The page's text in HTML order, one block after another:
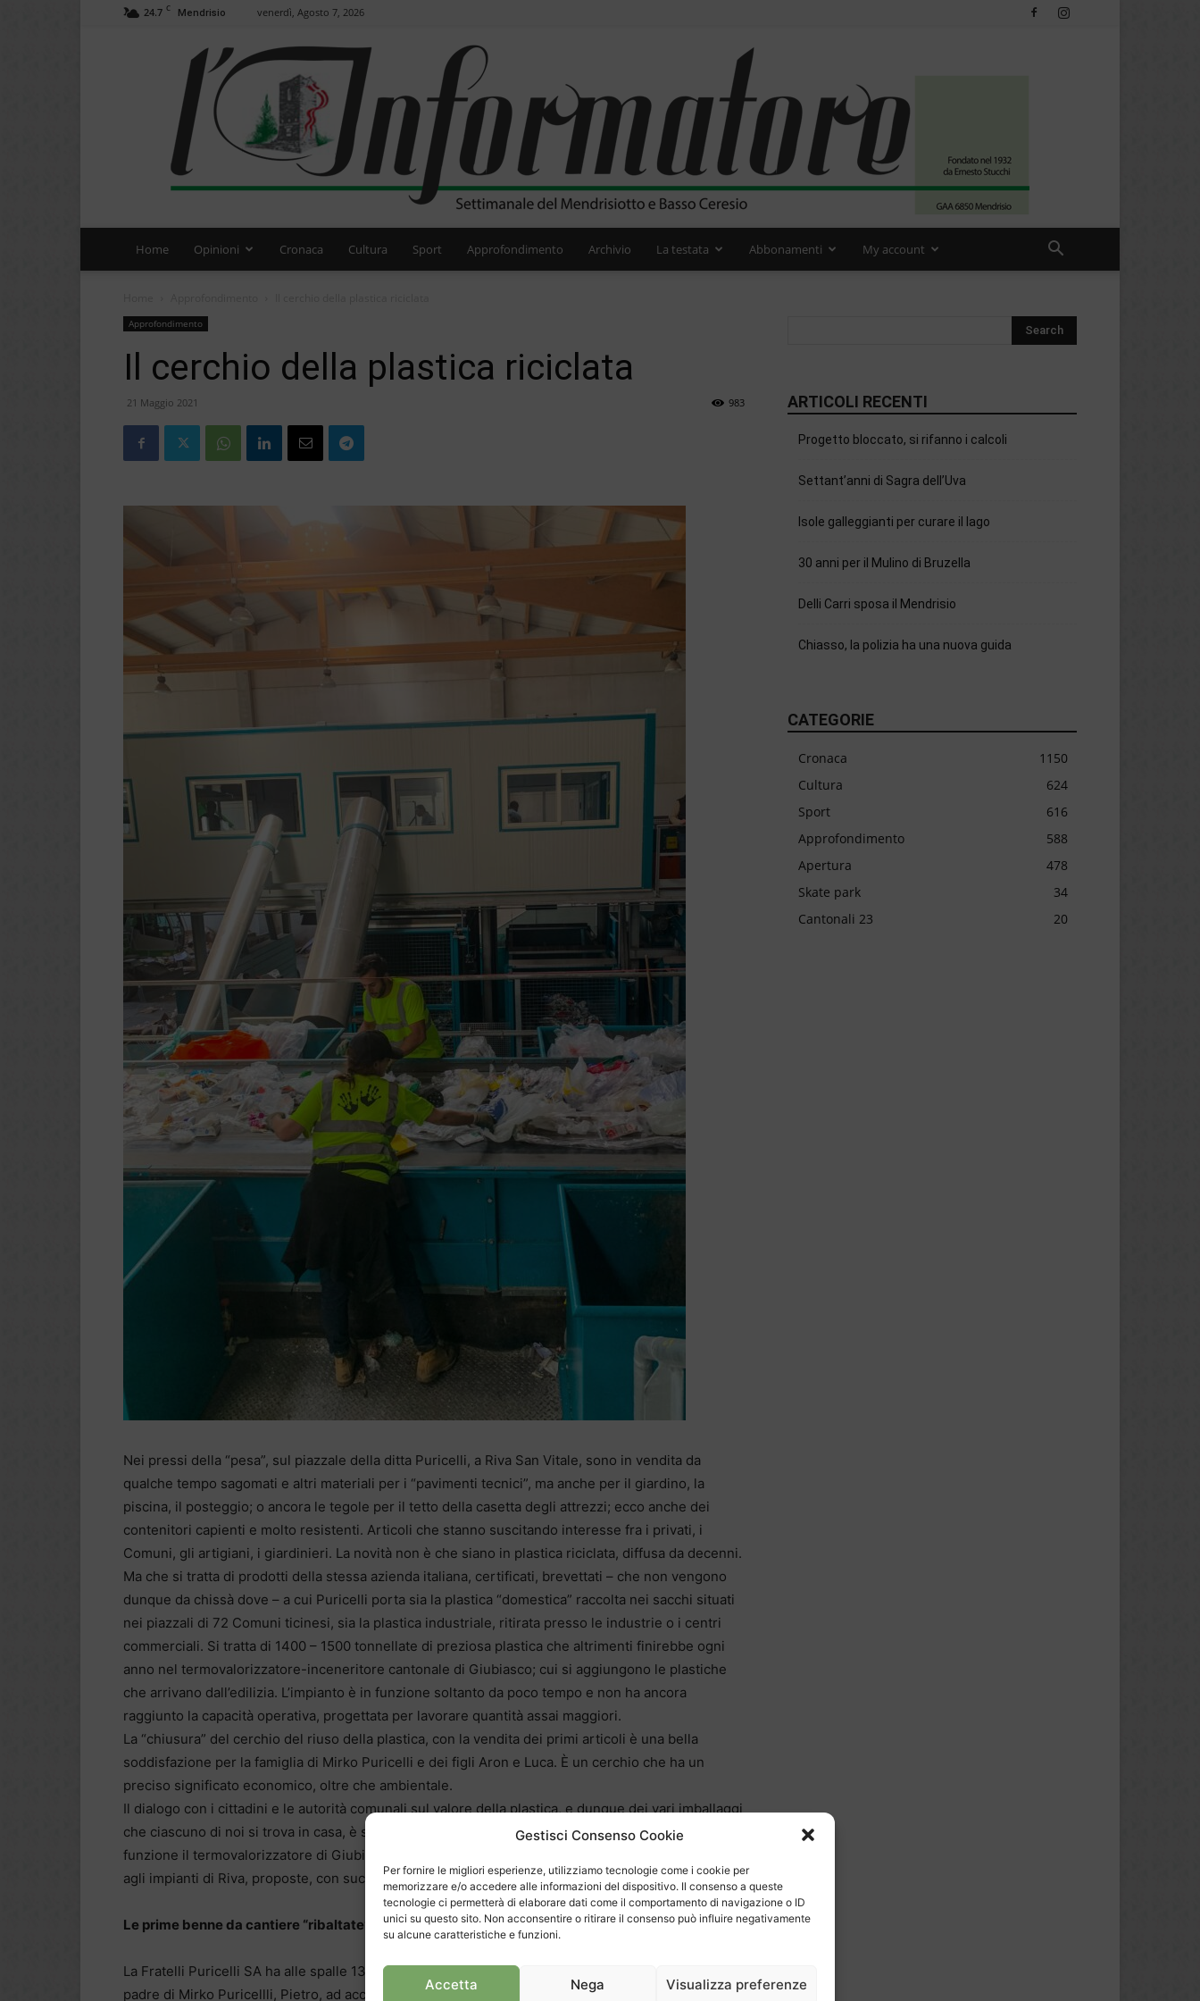
Gestisci Consenso Cookie
Per fornire le migliori esperienze, utilizziamo tecnologie come i cookie per
memorizzare e/o accedere alle informazioni del dispositivo. Il consenso a queste
tecnologie ci permetterà di elaborare dati come il comportamento di navigazione o ID
unici su questo sito. Non acconsentire o ritirare il consenso può influire negativamente
su alcune caratteristiche e funzioni.
Accetta Nega Visualizza preferenze
24.7 C Mendrisio venerdì, Agosto 7, 2026
Home Opinioni Cronaca Cultura Sport Approfondimento Archivio La testata Abbonamenti My account
Approfondimento
Il cerchio della plastica riciclata
21 Maggio 2021 983
Nei pressi della “pesa”, sul piazzale della ditta Puricelli, a Riva San Vitale, sono in vendita da
qualche tempo sagomati e altri materiali per i “pavimenti tecnici”, ma anche per il giardino, la
piscina, il posteggio; o ancora le tegole per il tetto della casetta degli attrezzi; ecco anche dei
contenitori capienti e molto resistenti. Articoli che stanno suscitando interesse fra i privati, i
Comuni, gli artigiani, i giardinieri. La novità non è che siano in plastica riciclata, diffusa da decenni.
Ma che si tratta di prodotti della stessa azienda italiana, certificati, brevettati – che non vengono
dunque da chissà dove – a cui Puricelli porta sia la plastica “domestica” raccolta nei sacchi situati
nei piazzali di 72 Comuni ticinesi, sia la plastica industriale, ritirata presso le industrie o i centri
commerciali. Si tratta di 1400 – 1500 tonnellate di preziosa plastica che altrimenti finirebbe ogni
anno nel termovalorizzatore-inceneritore cantonale di Giubiasco; cui si aggiungono le plastiche
che arrivano dall’edilizia. L’impianto è in funzione soltanto da poco tempo e non ha ancora
raggiunto la capacità operativa, progettata per lavorare quantità assai maggiori.
La “chiusura” del cerchio del riuso della plastica, con la vendita dei primi articoli è una bella
soddisfazione per la famiglia di Mirko Puricelli e dei figli Aron e Luca. È un cerchio che ha un
preciso significato economico, oltre che ambientale.
Il dialogo con i cittadini e le autorità comunali sul valore della plastica, e dunque dei vari imballaggi
che ciascuno di noi si trova in casa, è stato aperto dalla ditta nel 2008, quando ancora non era in
funzione il termovalorizzatore di Giubiasco; e ancora continua, se solo si pensa alle visite guidate
agli impianti di Riva, proposte, con successo, alle scuole ticinesi.
Le prime benne da cantiere “ribaltate” negli anni ‘70 per cercare materiali utili
La Fratelli Puricelli SA ha alle spalle 13 anni di esperienza nell’ambito del riciclaggio. Era stato il
padre di Mirko Puricellli, Pietro, ad accorgersi già negli anni Settanta del secolo scorso – quando
ARTICOLI RECENTI
Progetto bloccato, si rifanno i calcoli
Settant’anni di Sagra dell’Uva
Isole galleggianti per curare il lago
30 anni per il Mulino di Bruzella
Delli Carri sposa il Mendrisio
Chiasso, la polizia ha una nuova guida
CATEGORIE
Cronaca
1150
Cultura
624
Sport
616
Approfondimento
588
Apertura
478
Skate park
34
Cantonali 23
20